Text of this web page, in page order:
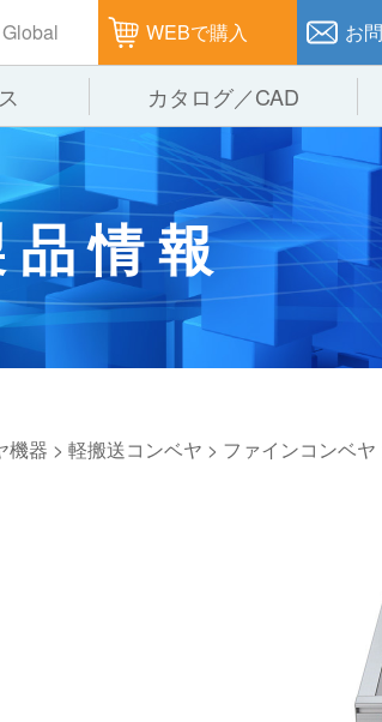
Global WEBで購入 お
ム 仕
システム 保管
・デパレタイズシステム バ
物流
食品
カタログ／CAD
会
グループ 事
の取組み
品情報
機器 > 軽搬送コンベヤ > ファインコンベヤ